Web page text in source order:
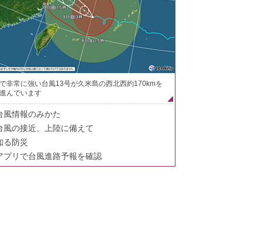
非常に強い台風13号が久米島の西北西約170kmを
んでいます
風情報のみかた
風の接近、上陸に備えて
る防災
プリで台風進路予報を確認